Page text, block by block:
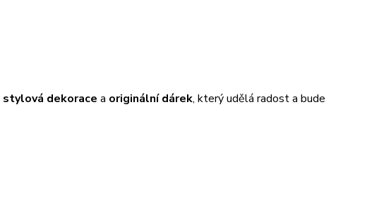
stylová dekorace a originální dárek, který udělá radost a bude